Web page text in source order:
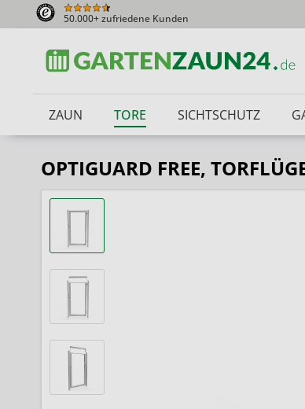
50.000+ zufriedene Kunden
ZAUN TORE SICHTSCHUTZ
OPTIGUARD FREE,